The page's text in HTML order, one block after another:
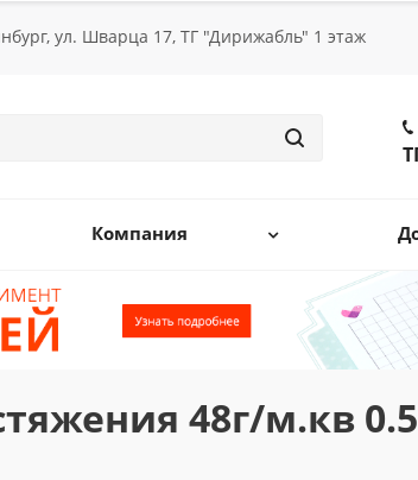
ул. Шварца 17, ТГ "Дирижабль" 1 этаж
Компания
48г/м.кв